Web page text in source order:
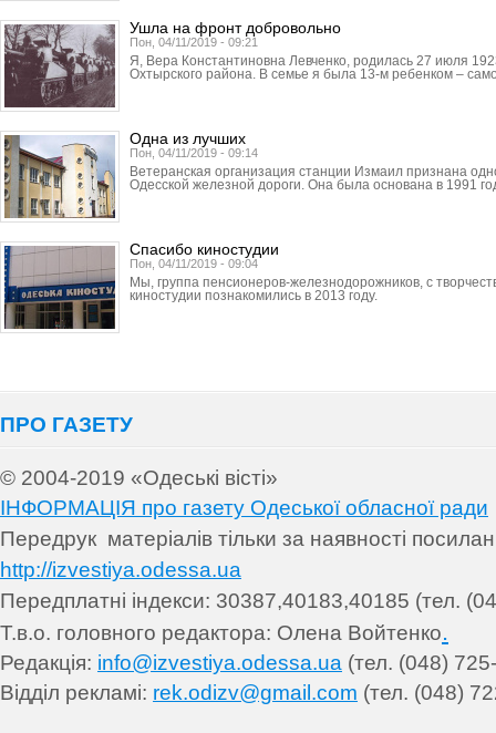
Ушла на фронт добровольно
Пон, 04/11/2019 - 09:21
Я, Вера Константиновна Левченко, родилась 27 июля
Охтырского района. В семье я была 13-м ребенком –
Одна из лучших
Пон, 04/11/2019 - 09:14
Ветеранская организация станции Измаил признана
Одесской железной дороги. Она была основана в 1991
Спасибо киностудии
Пон, 04/11/2019 - 09:04
Мы, группа пенсионеров-железнодорожников, с
киностудии познакомились в 2013 году.
ПРО ГАЗЕТУ
© 2004-2019 «Одеські вісті»
ІНФОРМАЦІЯ про газету Одеської обласної ради
Передрук матеріалів тільки за наявності
http://izvestiya.odessa.ua
Передплатні індекси: 30387,40183,40185 (тел.
Т.в.о. головного редактора: Олена Войтенко.
Редакція: info@izvestiya.odessa.ua (тел. (048)
Відділ рекламі: rek.odizv@gmail.com (тел. (048)